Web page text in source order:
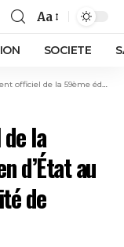
Aa
SOCIETE
de l’Examen d’État au Sud-Kivu avec une majorité de candidates filles
la
d’État au
de